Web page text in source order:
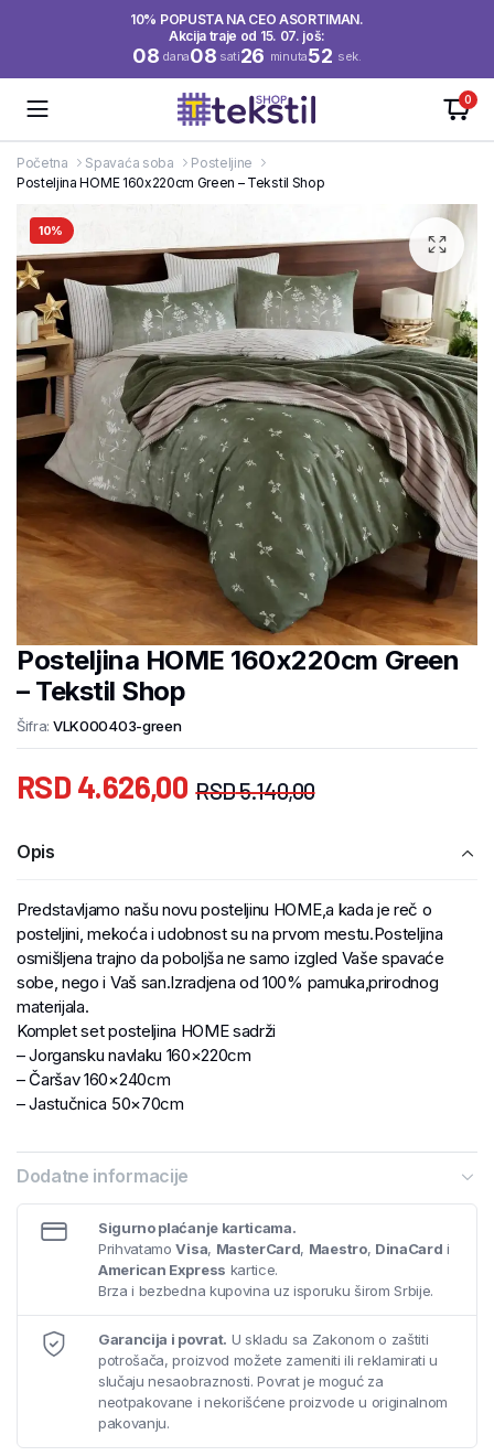
10% POPUSTA NA CEO ASORTIMAN.
Akcija traje od 15. 07. još:
08 dana08 sati26 minuta52 sek.
0
Početna Spavaća soba
Posteljine
Posteljina HOME 160x220cm Green – Tekstil Shop
10%
Posteljina HOME 160x220cm Green
– Tekstil Shop
Šifra: VLK000403-green
RSD5.140,00
RSD 4.626,00
Opis
Predstavljamo našu novu posteljinu HOME,a kada je reč o
posteljini, mekoća i udobnost su na prvom mestu.Posteljina
osmišljena trajno da poboljša ne samo izgled Vaše spavaće
sobe, nego i Vaš san.Izradjena od 100% pamuka,prirodnog
materijala.
Komplet set posteljina HOME sadrži
– Jorgansku navlaku 160×220cm
– Čaršav 160×240cm
– Jastučnica 50×70cm
Dodatne informacije
Sigurno plaćanje karticama.
PrihvatamoVisa, MasterCard, Maestro, DinaCard i
American Express kartice.
Brza i bezbedna kupovina uz isporuku širom Srbije.
Garancija i povrat. U skladu sa Zakonom o zaštiti
potrošača, proizvod možete zameniti ili reklamirati u
slučaju nesaobraznosti. Povrat je moguć za
neotpakovane i nekorišćene proizvode u originalnom
pakovanju.